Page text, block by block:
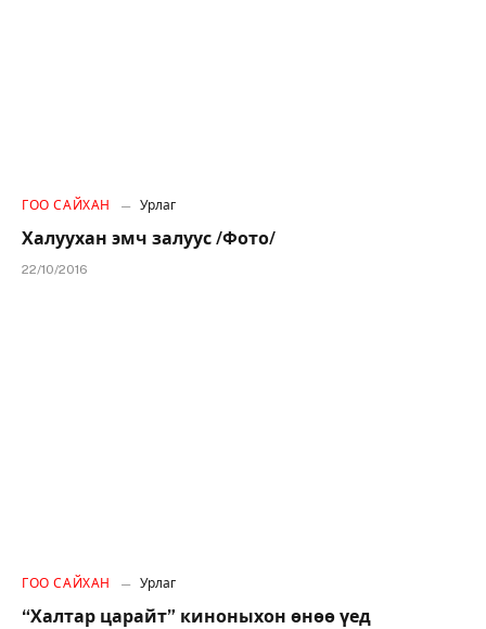
ГОО САЙХАН Урлаг
Халуухан эмч залуус /Фото/
22/10/2016
ГОО САЙХАН Урлаг
“Халтар царайт” киноныхон өнөө үед